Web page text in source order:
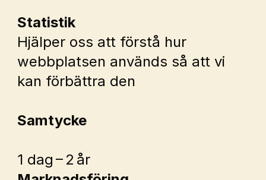
Statistik
Hjälper oss att förstå hur
webbplatsen används så att vi
kan förbättra den
Samtycke
1 dag – 2 år